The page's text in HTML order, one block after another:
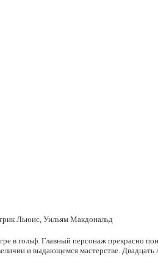
Льюис, Уильям Макдональд
в гольф. Главный персонаж прекрасно
и выдающемся мастерстве. Двадцать